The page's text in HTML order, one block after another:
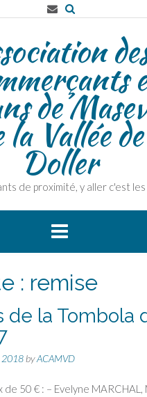
de
la Vallée
Doller
de proximité, y aller c'est
: remise
de la Tombola
2018 byACAMVD
50 € : – Evelyne MARCHAL,